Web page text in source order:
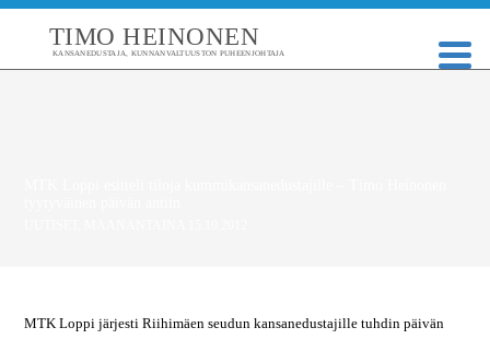
TIMO HEINONEN
KANSANEDUSTAJA, KUNNANVALTUUSTON PUHEENJOHTAJA
MTK Loppi järjesti Riihimäen seudun kansanedustajille tuhdin päivän